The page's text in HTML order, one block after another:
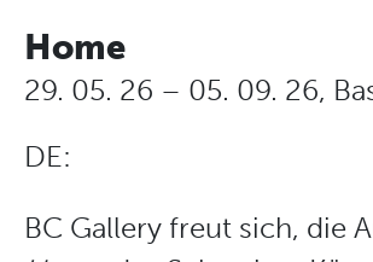
Home
29. 05. 26 – 05. 09. 26,
DE:
BC Gallery freut sich, die